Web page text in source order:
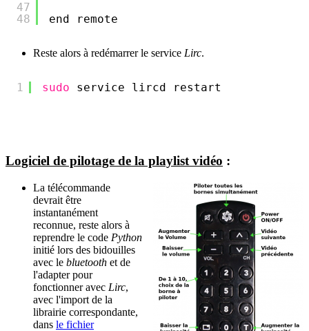
47
48
end remote
Reste alors à redémarrer le service Lirc.
1 sudo service lircd restart
Logiciel de pilotage de la playlist vidéo :
La télécommande
devrait être
instantanément
reconnue, reste alors à
reprendre le code Python
initié lors des bidouilles
avec le bluetooth et de
l'adapter pour
fonctionner avec Lirc,
avec l'import de la
librairie correspondante,
dans le fichier